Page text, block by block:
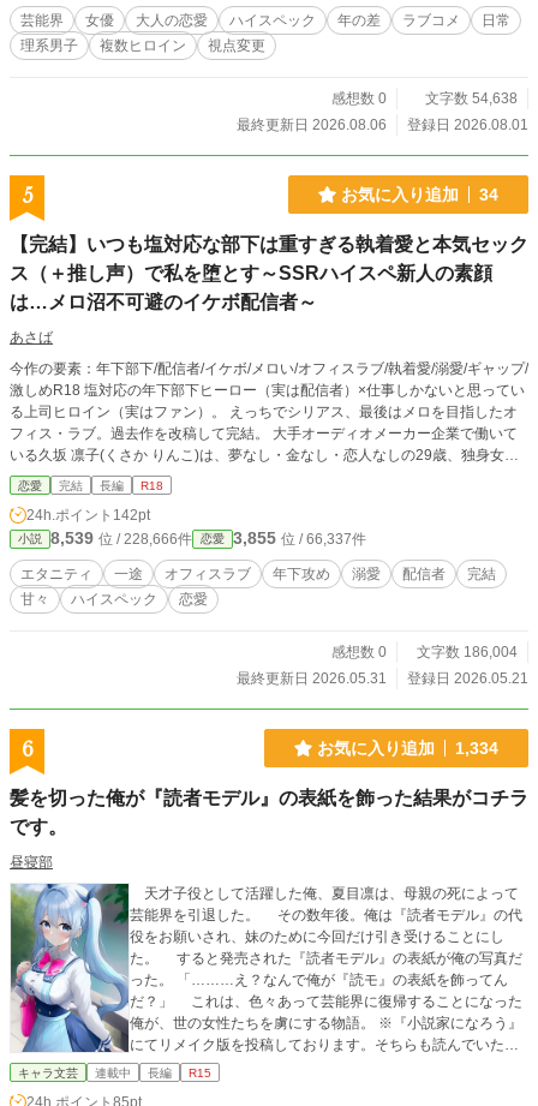
のお話は、完全な個人の趣味と妄想で綴る、架空の芸能界を舞台に現役女優のヒ
ロインたちが織りなす日常系ラブコメ（シミュレーション）小説です。 派手な
一発ネタや過激な展開はありません。その代わり、1話、2話と読み進めるほど
わとクセになるような、丁寧な物語を目指しています。 ぜひ、お気に入りの飲
み物でも片手に、読むほどに味が出る彼らの日常をのんびりとお楽しみくださ
とがあります。お好みの飲み物を飲んでいる時に、不意に「ぷっ」と吹き出して
しまわないよう、くれぐれもご注意ください（笑）。 ※本作品は他サイトにも
重複投稿しています。
芸能界 女優 大人の恋愛 ハイスペック 年の差 ラブコメ
日常
理系男子
複数ヒロイン 視点変更
感想数 0
文字数 54,638
最終更新日 2026.08.06
登録日 2026.08.01
5 お気に入り追加 34
【完結】いつも塩対応な部下は重すぎる執着愛と本気セック
ス（＋推し声）で私を堕とす～SSRハイスペ新人の素顔
は…メロ沼不可避のイケボ配信者～
あさば
今作の要素：年下部下/配信者/イケボ/メロい/オフィスラブ/執着愛/溺愛/ギャップ/
激しめR18 塩対応の年下部下ヒーロー（実は配信者）×仕事しかないと思ってい
る上司ヒロイン（実はファン）。 えっちでシリアス、最後はメロを目指したオ
フィス・ラブ。過去作を改稿して完結。 大手オーディオメーカー企業で働いて
いる久坂 凛子(くさか りんこ)は、夢なし・金なし・恋人なしの29歳、独身女
子。自宅と職場の往復のみの社会人生活に慣れきってしまった彼女だが、そんな
毎日に癒しと潤いをくれる存在がいた。凛子の人生で初めて出来た推し≪イケメ
ンボイスで人気の配信者≫KANATA。 彼の声をご褒美に、何とか自分を保って
いる。 職場で主任になり初めて新人の教育係を任され、同じ部署に配属された
新入社員、芦谷 奏汰（あしや そうた）に世代間ギャップで悩まされる毎日。 あ
る日、彼が社会人の常識『ホウレンソウ』を自分にしなかったことで、あるミス
が発覚し、凛子は彼を初めて強く叱責する。凛子に『テキトーに仕事をしてい
あたたかな声で話す彼に、一緒にいて安心感を覚える自分自身に凛子の中で育っ
ってもしかして」 ――芦谷くんが、KANATA……なの？ 「え、ここ、ど
こ……！？」 ――っていうか、何で私の隣に彼が、芦谷くんが！？ 見知らぬ部
屋のベッドで目を覚ました時、隣にいたのは部下の芦谷で――！？ 状況が飲み
込みきれない凛子に彼が言った。 「その様子じゃ、昨夜の事、何にも覚えてな
いっすよね？」 酒に酔ってうっかり部下の芦谷と寝てしまったのかと動揺する
凛子に 芦谷は彼の部屋を案内し、あるものを見せ――。 「つまり、『初めまし
―Rinさん。俺、ずっと会いたかった。俺は、――凛子さんとシたい。凛子さん
は？ 俺に、抱かれたくないですか？」 これまでずっと塩対応だった部下。 彼
には秘密の顔があった。彼は、凛子の推し、イケボ配信者で！？ 第18回らぶド
ロップス恋愛小説コンテスト応募落選後、 R18シーンを中心に改稿しこちらで
連載→完結済み（5/31（日））
恋愛 完結 長編 R18
24h.ポイント 142pt
小説 8,539 位 / 228,666件 恋愛 3,855 位 / 66,337件
エタニティ 一途 オフィスラブ 年下攻め 溺愛 配信者
完結
甘々
ハイスペック 恋愛
感想数 0
文字数 186,004
最終更新日 2026.05.31
登録日 2026.05.21
6 お気に入り追加 1,334
髪を切った俺が『読者モデル』の表紙を飾った結果がコチラ
です。
昼寝部
天才子役として活躍した俺、夏目凛は、母親の死によって
芸能界を引退した。 その数年後。俺は『読者モデル』の代
役をお願いされ、妹のために今回だけ引き受けることにし
た。 すると発売された『読者モデル』の表紙が俺の写真だ
った。 「………え？なんで俺が『読モ』の表紙を飾ってん
だ？」 これは、色々あって芸能界に復帰することになった
俺が、世の女性たちを虜にする物語。 ※『小説家になろう』
にてリメイク版を投稿しております。そちらも読んでいただ
けると嬉しいです。
キャラ文芸 連載中 長編 R15
24h.ポイント 85pt